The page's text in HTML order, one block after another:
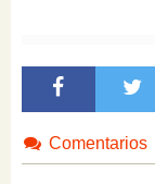
Comentarios